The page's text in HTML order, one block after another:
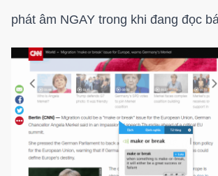
phát âm NGAY trong khi đang đọc